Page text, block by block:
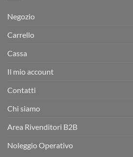
Negozio
Carrello
Cassa
Il mio account
Contatti
Chi siamo
Area Rivenditori B2B
Noleggio Operativo